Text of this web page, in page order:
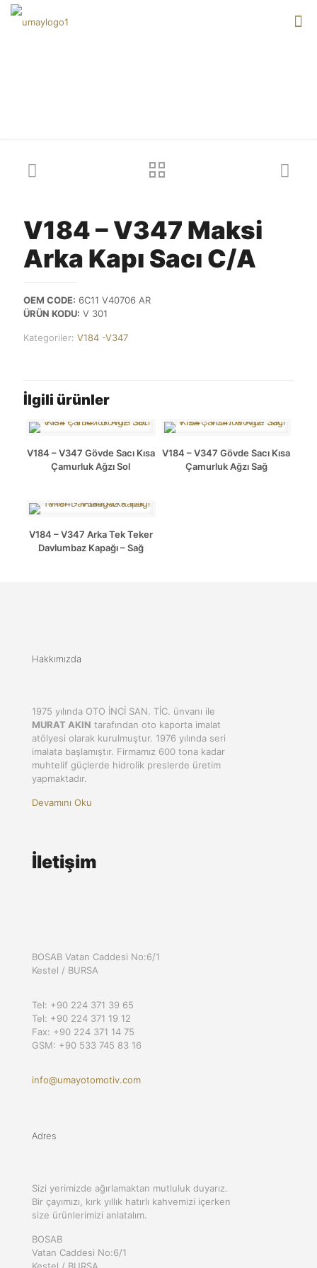
V184 – V347 Maksi
Arka Kapı Sacı C/A
OEM CODE: 6C11 V40706 AR
ÜRÜN KODU: V 301
Kategoriler: V184 -V347
İlgili ürünler
V184 – V347 Gövde Sacı Kısa
Çamurluk Ağzı Sol
V184 – V347 Gövde Sacı Kısa
Çamurluk Ağzı Sağ
V184 – V347 Arka Tek Teker
Davlumbaz Kapağı – Sağ
Hakkımızda
1975 yılında OTO İNCİ SAN. TİC. ünvanı ile
MURAT AKIN tarafından oto kaporta imalat
atölyesi olarak kurulmuştur. 1976 yılında seri
imalata başlamıştır. Firmamız 600 tona kadar
muhtelif güçlerde hidrolik preslerde üretim
yapmaktadır.
Devamını Oku
İletişim
BOSAB Vatan Caddesi No:6/1
Kestel / BURSA
Tel: +90 224 371 39 65
Tel: +90 224 371 19 12
Fax: +90 224 371 14 75
GSM: +90 533 745 83 16
info@umayotomotiv.com
Adres
Sizi yerimizde ağırlamaktan mutluluk duyarız.
Bir çayımızı, kırk yıllık hatırlı kahvemizi içerken
size ürünlerimizi anlatalım.
BOSAB
Vatan Caddesi No:6/1